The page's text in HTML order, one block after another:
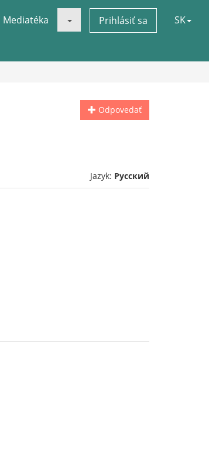
Mediatéka Prihlásiť sa SK
Odpovedať
Jazyk: Русский